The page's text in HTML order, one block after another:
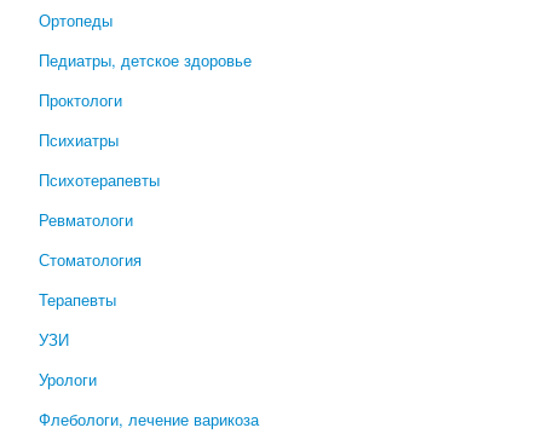
Ортопеды
Педиатры, детское здоровье
Проктологи
Психиатры
Психотерапевты
Ревматологи
Стоматология
Терапевты
УЗИ
Урологи
Флебологи, лечение варикоза